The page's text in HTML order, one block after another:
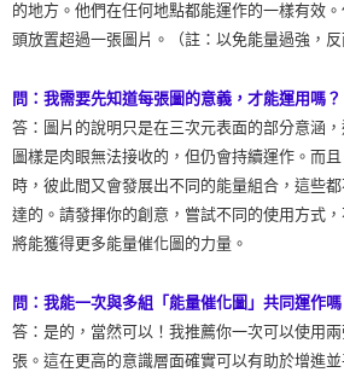
的地方。他們在任何地點都能運作的一樣有效
頭放置超過一張圖片。（註：以免能量過強，
問：我需要先知道每張圖的意義，才能運用嗎？
答：圖片的說明只是在三次元表面的部分意涵
圖樣是肉眼無法接收的，但仍會持續運作。而
時，彼此間又會發展出不同的能量組合，這些
達的。請發揮你的創意，嘗試不同的使用方式
將能獲得更多能量催化圖的力量。
問：我能一次與多組「能量催化圖」共同運作嗎
答：是的，當然可以！我推薦你一次可以使用
張。這在更高的意識層面確實可以有助於增進